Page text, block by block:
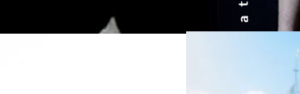
ครบรอบ 6 ปี สำนั